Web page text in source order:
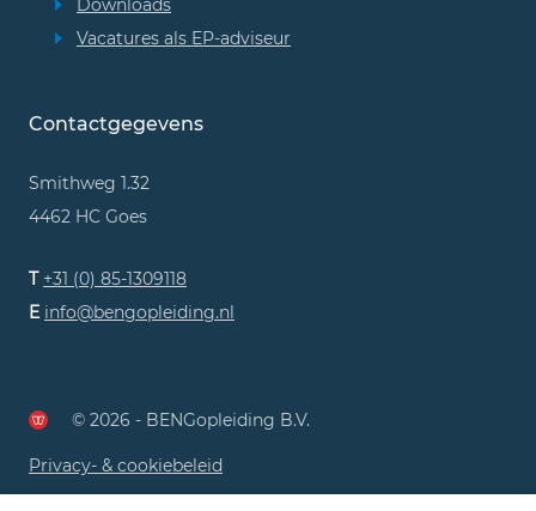
Downloads
Vacatures als EP-adviseur
Contactgegevens
Smithweg 1.32
4462 HC Goes
T +31 (0) 85-1309118
E info@bengopleiding.nl
© 2026 - BENGopleiding B.V.
Privacy- & cookiebeleid